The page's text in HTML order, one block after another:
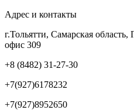
Адрес и контакты
г.Тольятти, Самарская
офис 309
+8 (8482) 31-27-30
+7(927)6178232
+7(927)8952650